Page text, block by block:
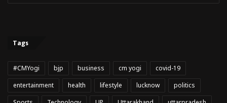
Tags
#CMYogi bjp business cm yogi
covid-19
entertainment
health lifestyle lucknow
politics